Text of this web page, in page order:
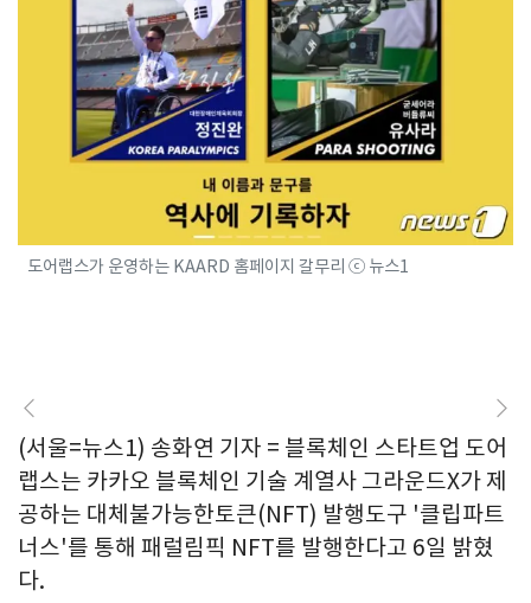
도어랩스가 운영하는 KAARD 홈페이지 갈무리 ⓒ 뉴스1
(서울=뉴스1) 송화연 기자 = 블록체인 스타트업 도어
랩스는 카카오 블록체인 기술 계열사 그라운드X가 제
공하는 대체불가능한토큰(NFT) 발행도구 '클립파트
너스'를 통해 패럴림픽 NFT를 발행한다고 6일 밝혔
다.